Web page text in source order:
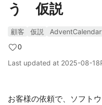
う 仮説
顧客 仮説
0
Last updated at 2025-08-18
お客様の依頼で、ソフト